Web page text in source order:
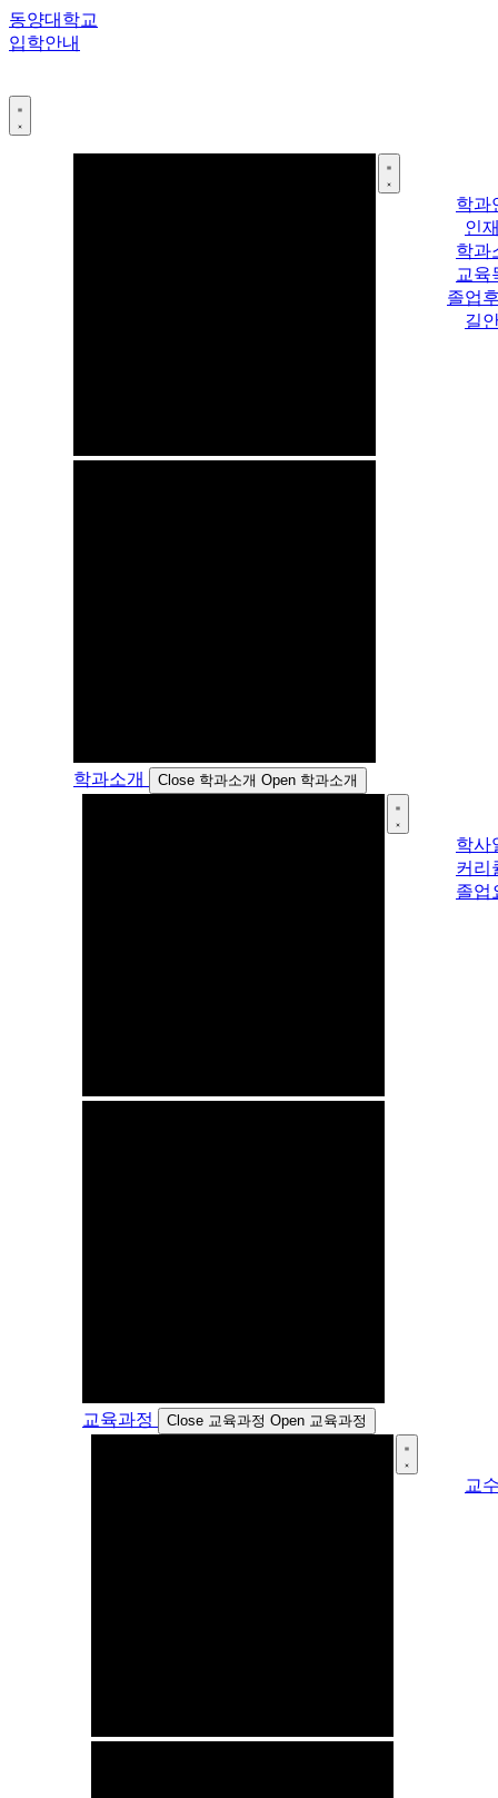
콘
텐
건
너
동양대학교
입학안내
학과소개 Close 학과소개 Open 학과소개
학과
인
학과
교육
졸업
길
교육과정 Close 교육과정 Open 교육과정
학사
커리
졸업
교